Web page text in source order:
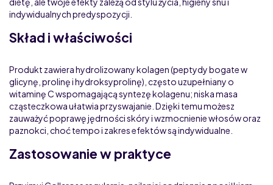
indywidualnych predyspozycji.
Skład i właściwości
Produkt zawiera hydrolizowany kolagen (peptydy bogate w
glicynę, prolinę i hydroksyprolinę), często uzupełniany o
witaminę C wspomagającą syntezę kolagenu; niska masa
cząsteczkowa ułatwia przyswajanie. Dzięki temu możesz
zauważyć poprawę jędrności skóry i wzmocnienie włosów oraz
paznokci, choć tempo i zakres efektów są indywidualne.
Zastosowanie w praktyce